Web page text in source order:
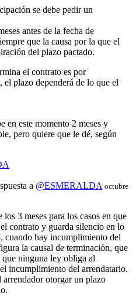
se debe pedir un
antes de la fecha de
que la causa por la que el
del plazo pactado.
el contrato es por
plazo dependerá de lo que el
en este momento 2 meses y
pero quiere que le dé, según
a @ESMERALDA octubre
3 meses para los casos en que
contrato y guarda silencio en lo
cuando hay incumplimiento del
la causal de terminación, que
que ninguna ley obliga al
incumplimiento del arrendatario.
arrendador otorgar un plazo